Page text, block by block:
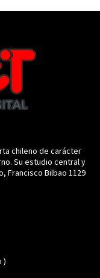
chileno de carácter
Su estudio central y
Francisco Bilbao 1129
)